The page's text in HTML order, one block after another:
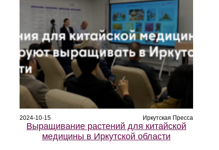
2024-10-15 Иркутская Пресса
Выращивание растений для китайской
медицины в Иркутской области